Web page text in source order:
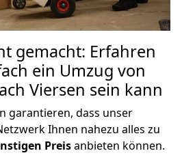
gemacht: Erfahren
ein Umzug von
Viersen sein kann
garantieren, dass unser
Ihnen nahezu alles zu
Preisanbieten können.